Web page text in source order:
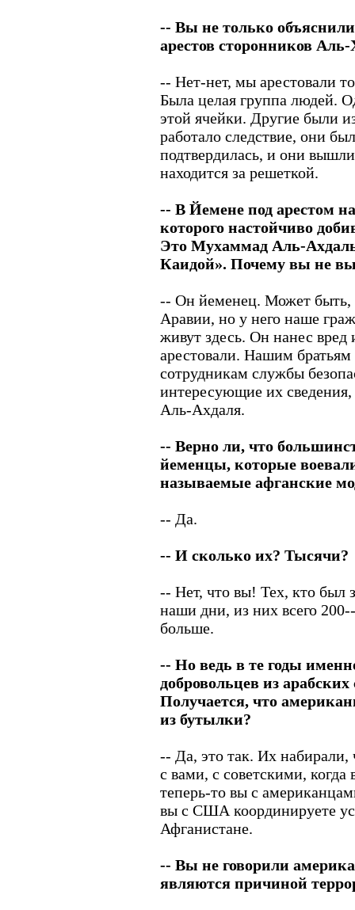
-- Вы не только
арестов сторонников
-- Нет-нет, мы арестовали
Была целая группа людей.
этой ячейки. Другие были
работало следствие, они
подтвердилась, и они
находится за решеткой.
-- В Йемене под арестом
которого настойчиво
Это Мухаммад Аль-
Каидой». Почему вы не
-- Он йеменец. Может быть,
Аравии, но у него наше
живут здесь. Он нанес
арестовали. Нашим
сотрудникам службы
интересующие их
Аль-Ахдаля.
-- Верно ли, что
йеменцы, которые
называемые афганские
-- Да.
-- И сколько их? Тысячи?
-- Нет, что вы! Тех, кто был
наши дни, из них всего
больше.
-- Но ведь в те годы
добровольцев из
Получается, что
из бутылки?
-- Да, это так. Их набирали,
с вами, с советскими,
теперь-то вы с
вы с США координируете
Афганистане.
-- Вы не говорили
являются причиной